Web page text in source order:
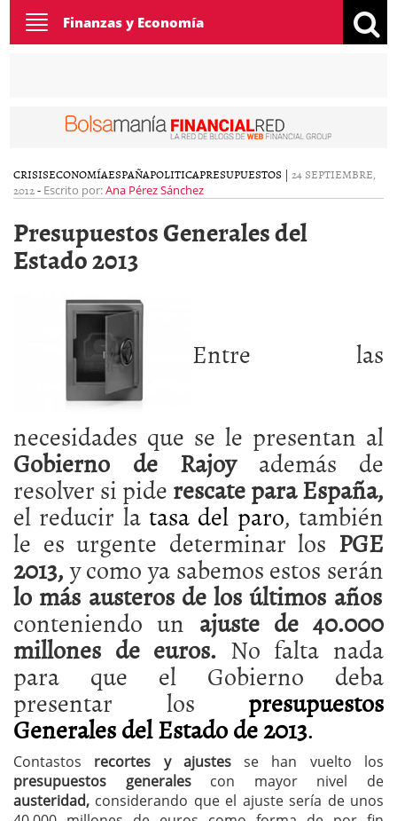
Toggle
navigation
Finanzas y Economía
CRISISECONOMÍAESPAÑAPOLITICAPRESUPUESTOS | 24 SEPTIEMBRE,
2012- Escrito por:Ana Pérez Sánchez
Presupuestos Generales del
Estado 2013
Entre las
necesidades que se le presentan al
Gobierno de Rajoyademás de
resolver si piderescate para España,
el reducir la tasa del paro, también
le es urgente determinar los PGE
2013,y como ya sabemos estos serán
lo más austeros de los últimos años
conteniendo un ajuste de 40.000
millones de euros. No falta nada
para que el Gobierno deba
presentar los presupuestos
Generales del Estado de 2013.
Contastos recortes y ajustesse han vuelto los
presupuestos generalescon mayor nivel de
austeridad, considerando que el ajuste sería de unos